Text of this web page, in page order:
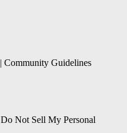
| Community Guidelines
Do Not Sell My Personal